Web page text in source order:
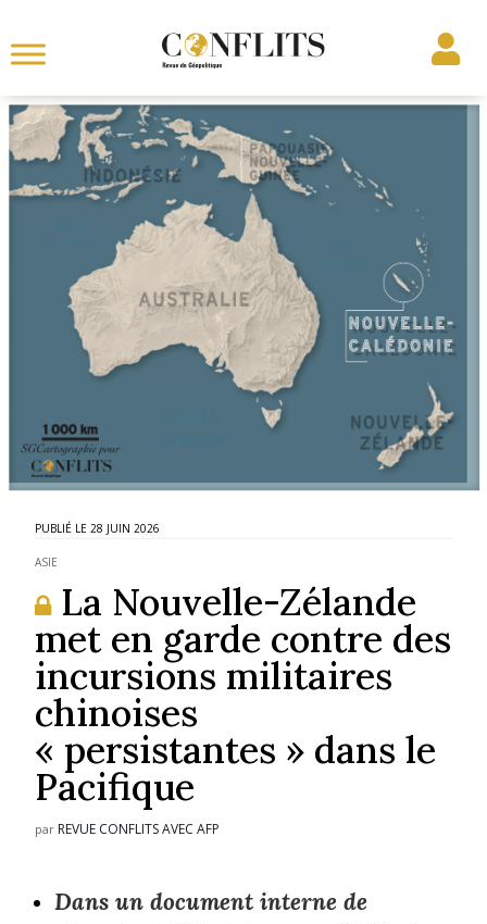
28 JUIN 2026
ASIE
La Nouvelle-Zélande
met en garde contre des
incursions militaires
chinoises
« persistantes » dans le
Pacifique
par REVUE CONFLITS AVEC AFP
Dans un document interne de